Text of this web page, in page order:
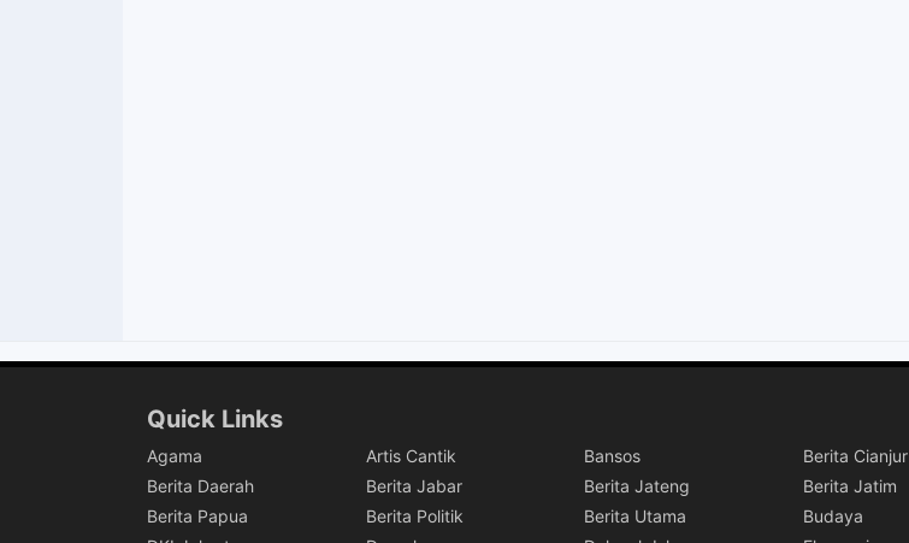
Quick Links
Agama Artis Cantik Bansos
Berita Cianjur
Berita Daerah
Berita Jabar Berita Jateng
Berita Jatim
Berita Papua
Berita Politik Berita Utama
Budaya